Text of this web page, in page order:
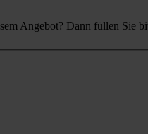
Angebot? Dann füllen Sie